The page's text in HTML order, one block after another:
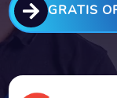
 GRATIS